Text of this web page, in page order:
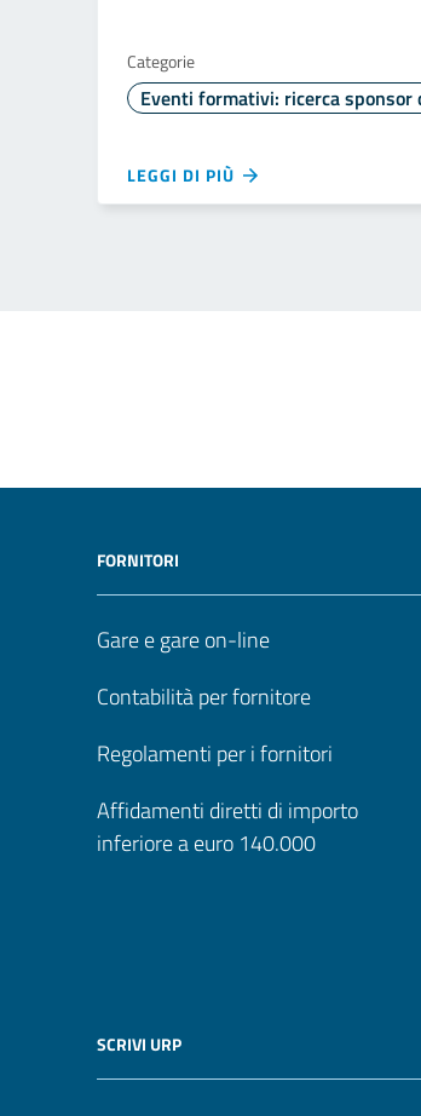
Categorie
Eventi formativi: ricerca sponsor
LEGGI DI PIÙ
FORNITORI
Gare e gare on-line
Contabilità per fornitore
Regolamenti per i fornitori
Affidamenti diretti di importo
inferiore a euro 140.000
SCRIVI URP